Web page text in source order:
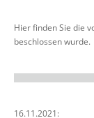
Hier finden Sie die
beschlossen wurde.
16.11.2021: